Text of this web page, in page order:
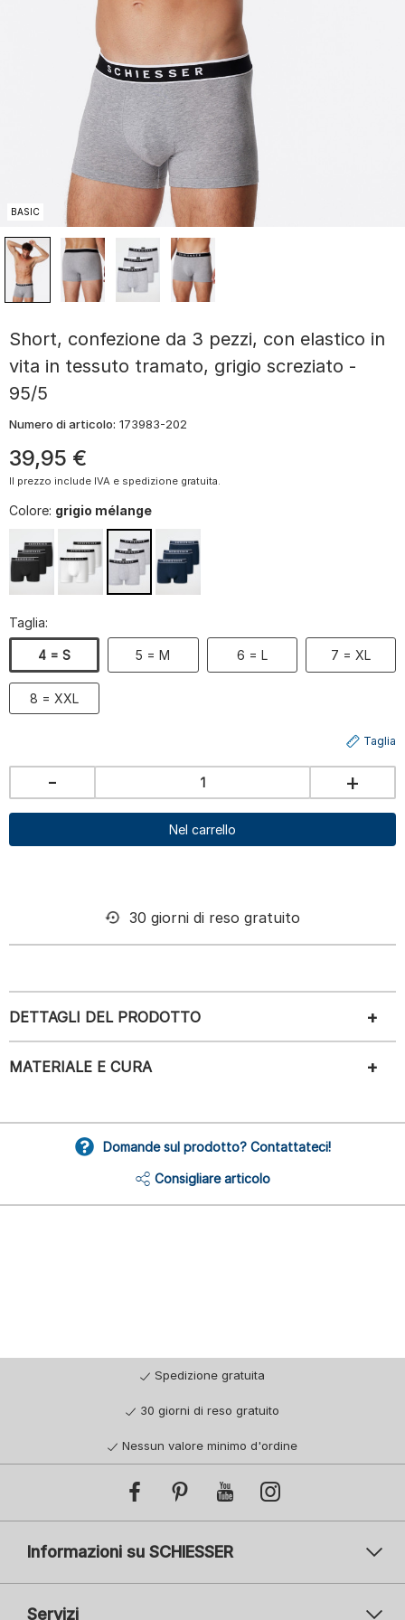
BASIC
Short, confezione da 3 pezzi, con elastico in
vita in tessuto tramato, grigio screziato -
95/5
Numero di articolo: 173983-202
39,95 €
Il prezzo include IVA e spedizione gratuita.
Colore: grigio mélange
Taglia:
4 = S 5 = M 6 = L 7 = XL
8 = XXL
Taglia
- +
Nel carrello
30 giorni di reso gratuito
DETTAGLI DEL PRODOTTO
MATERIALE E CURA
Domande sul prodotto? Contattateci!
Consigliare articolo
Spedizione gratuita
30 giorni di reso gratuito
Nessun valore minimo d'ordine
Informazioni su SCHIESSER
Servizi